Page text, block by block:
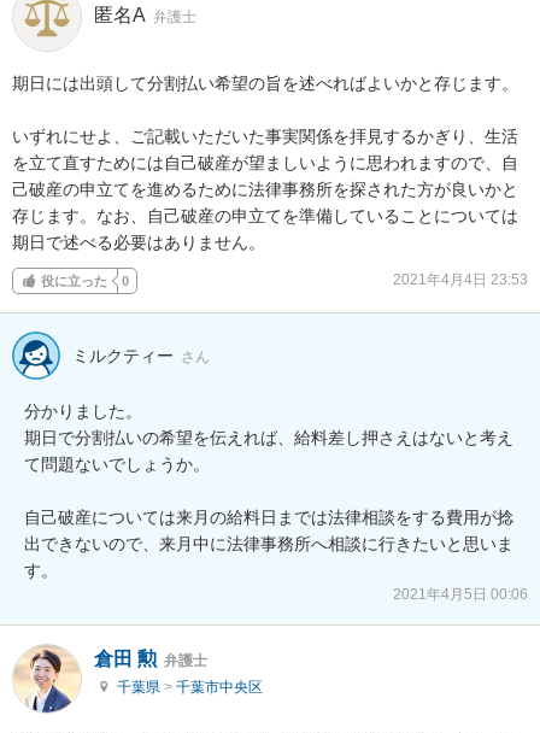
匿名A 弁護士
期日には出頭して分割払い希望の旨を述べればよいかと存じます。
いずれにせよ、ご記載いただいた事実関係を拝見するかぎり、生活
を立て直すためには自己破産が望ましいように思われますので、自
己破産の申立てを進めるために法律事務所を探された方が良いかと
存じます。なお、自己破産の申立てを準備していることについては
期日で述べる必要はありません。
役に立った 0 2021年4月4日 23:53
ミルクティー さん
分かりました。
期日で分割払いの希望を伝えれば、給料差し押さえはないと考え
て問題ないでしょうか。
自己破産については来月の給料日までは法律相談をする費用が捻
出できないので、来月中に法律事務所へ相談に行きたいと思いま
す。
2021年4月5日 00:06
倉田 勲 弁護士
千葉県 > 千葉市中央区